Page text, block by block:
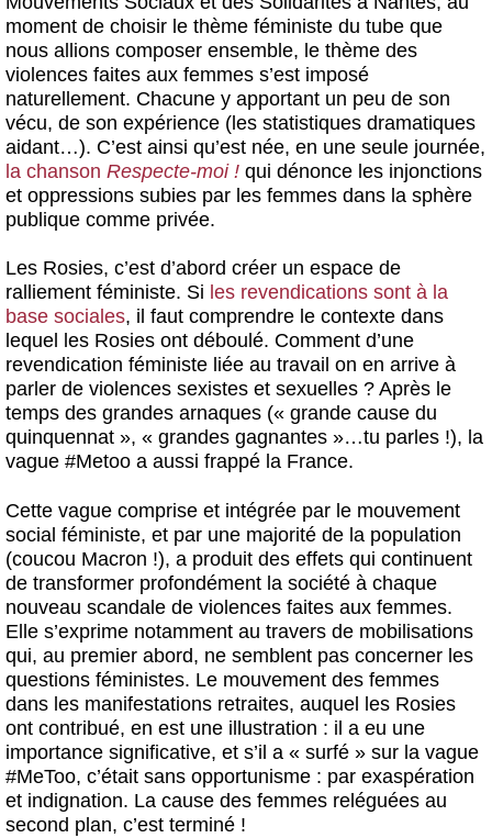
moment de choisir le thème féministe du tube que
nous allions composer ensemble, le thème des
violences faites aux femmes s’est imposé
naturellement. Chacune y apportant un peu de son
vécu, de son expérience (les statistiques dramatiques
aidant…). C’est ainsi qu’est née, en une seule journée,
la chanson Respecte-moi ! qui dénonce les injonctions
et oppressions subies par les femmes dans la sphère
publique comme privée.
Les Rosies, c’est d’abord créer un espace de
ralliement féministe. Si les revendications sont à la
base sociales, il faut comprendre le contexte dans
lequel les Rosies ont déboulé. Comment d’une
revendication féministe liée au travail on en arrive à
parler de violences sexistes et sexuelles ? Après le
temps des grandes arnaques (« grande cause du
quinquennat », « grandes gagnantes »…tu parles !), la
vague #Metoo a aussi frappé la France.
Cette vague comprise et intégrée par le mouvement
social féministe, et par une majorité de la population
(coucou Macron !), a produit des effets qui continuent
de transformer profondément la société à chaque
nouveau scandale de violences faites aux femmes.
Elle s’exprime notamment au travers de mobilisations
qui, au premier abord, ne semblent pas concerner les
questions féministes. Le mouvement des femmes
dans les manifestations retraites, auquel les Rosies
ont contribué, en est une illustration : il a eu une
importance significative, et s’il a « surfé » sur la vague
#MeToo, c’était sans opportunisme : par exaspération
et indignation. La cause des femmes reléguées au
second plan, c’est terminé !